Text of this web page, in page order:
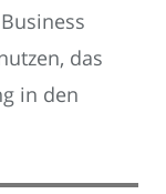
das
in den